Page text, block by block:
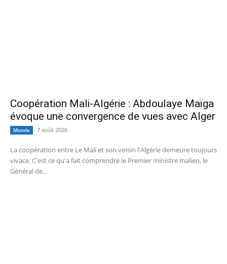
Coopération Mali-Algérie : Abdoulaye Maïga
évoque une convergence de vues avec Alger
Monde 7 août 2026
La coopération entre Le Mali et son voisin l'Algérie demeure toujours
vivace. C'est ce qu'a fait comprendre le Premier ministre malien, le
Général de...